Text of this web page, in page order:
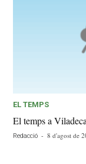
EL TEMPS
El temps a
Redacció - 8 d'agost de